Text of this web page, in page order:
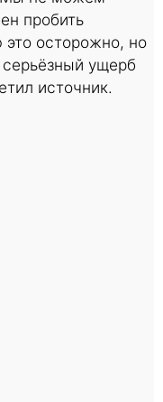
пробить
осторожно, но
ущерб
источник.